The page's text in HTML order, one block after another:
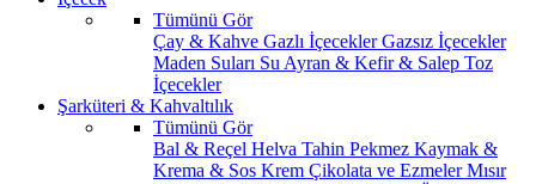
Tümünü Gör
Çay & Kahve Gazlı İçeceklerGazsız İçecekler
Maden Suları Su Ayran & Kefir & Salep Toz
İçecekler
Şarküteri & Kahvaltılık
Tümünü Gör
Bal & Reçel Helva Tahin Pekmez Kaymak &
Krema & Sos Krem Çikolata ve EzmelerMısır